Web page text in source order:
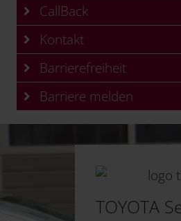
CallBack
Kontakt
Barrierefreiheit
Barriere melden
TOYOTA